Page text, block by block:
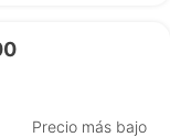
Precio más bajo